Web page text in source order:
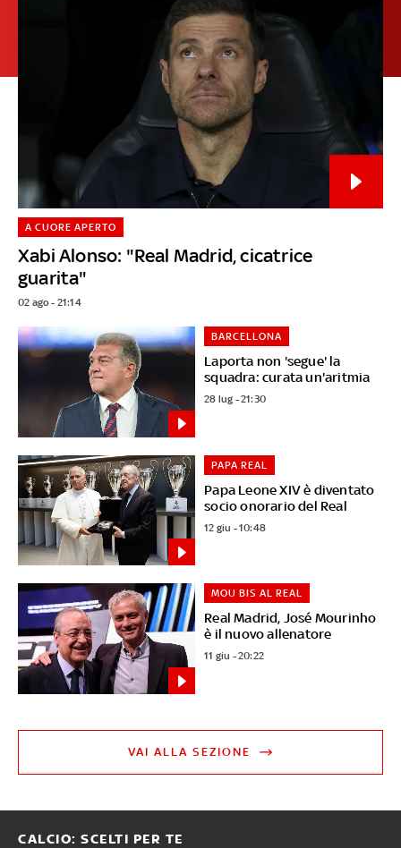
Xabi Alonso: "Real Madrid, cicatrice
guarita"
A CUORE APERTO
02 ago - 21:14
Laporta non 'segue' la
squadra: curata un'aritmia
BARCELLONA
28 lug - 21:30
Papa Leone XIV è diventato
socio onorario del Real
PAPA REAL
12 giu - 10:48
Real Madrid, José Mourinho
è il nuovo allenatore
MOU BIS AL REAL
11 giu - 20:22
VAI ALLA SEZIONE
CALCIO: SCELTI PER TE